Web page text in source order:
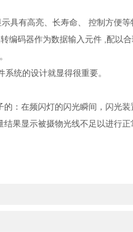
有高亮、长寿命、 控制方便
编码器作为数据输入元件 ,配
统的设计就显得很重要。
在频闪灯的闪光瞬间，闪光
果显示被摄物光线不足以进行